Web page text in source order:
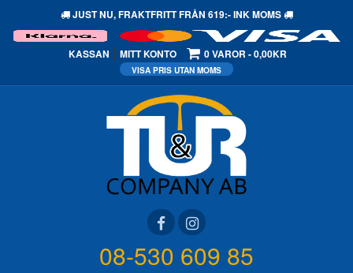
JUST NU,FRAKTFRITTFRÅN 619:- INK MOMS
KASSAN MITT KONTO 0 VAROR 0,00KR
08-530 609 85